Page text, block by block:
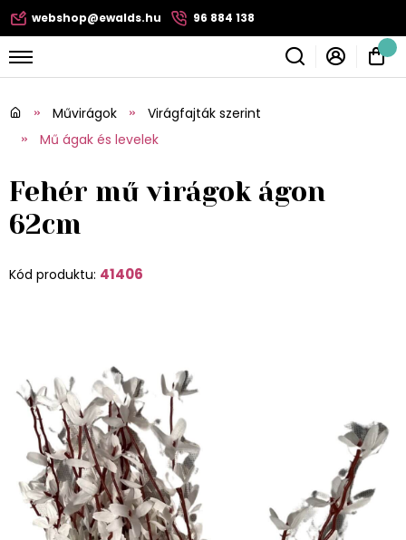
webshop@ewalds.hu 96 884 138
Művirágok
Virágfajták szerint
Mű ágak és levelek
Fehér mű virágok ágon
62cm
Kód produktu: 41406